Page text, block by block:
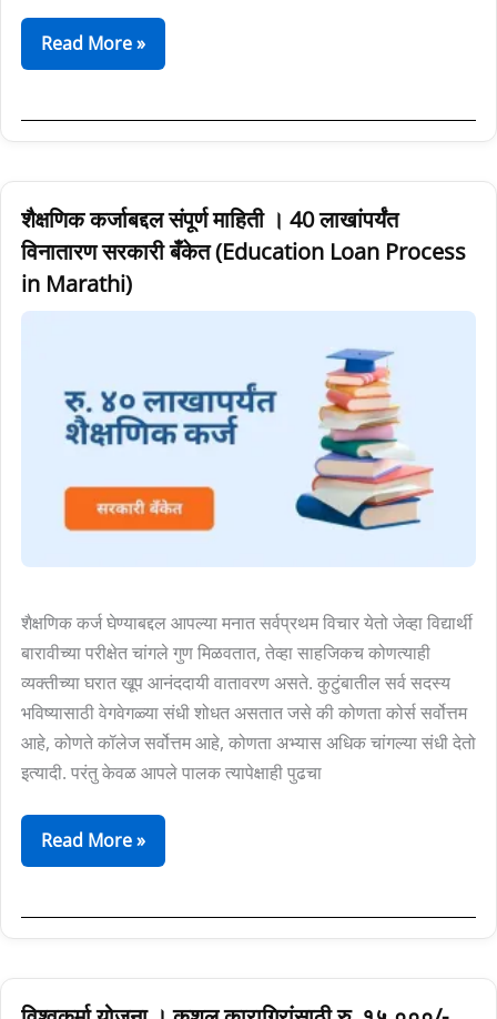
Read More »
शैक्षणिक कर्जाबद्दल संपूर्ण माहिती । 40 लाखांपर्यंत
विनातारण सरकारी बँकेत (Education Loan Process
in Marathi)
शैक्षणिक कर्ज घेण्याबद्दल आपल्या मनात सर्वप्रथम विचार येतो जेव्हा विद्यार्थी
बारावीच्या परीक्षेत चांगले गुण मिळवतात, तेव्हा साहजिकच कोणत्याही
व्यक्तीच्या घरात खूप आनंददायी वातावरण असते. कुटुंबातील सर्व सदस्य
भविष्यासाठी वेगवेगळ्या संधी शोधत असतात जसे की कोणता कोर्स सर्वोत्तम
आहे, कोणते कॉलेज सर्वोत्तम आहे, कोणता अभ्यास अधिक चांगल्या संधी देतो
इत्यादी. परंतु केवळ आपले पालक त्यापेक्षाही पुढचा
शैक्षणिक
कर्जाबद्दल
संपूर्ण
माहिती
लाखांपर्यंत
विनातारण
बँकेत
(Education
Process
Marathi)
Read More »
विश्वकर्मा